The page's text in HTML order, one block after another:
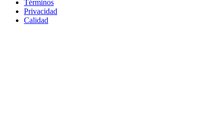
Términos
Privacidad
Calidad